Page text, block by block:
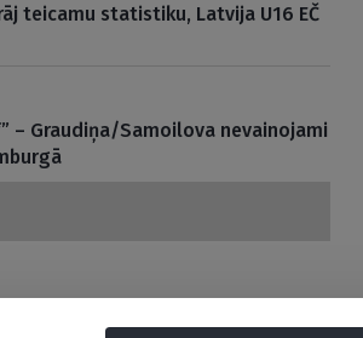
teicamu statistiku, Latvija U16 EČ
– Graudiņa/Samoilova nevainojami